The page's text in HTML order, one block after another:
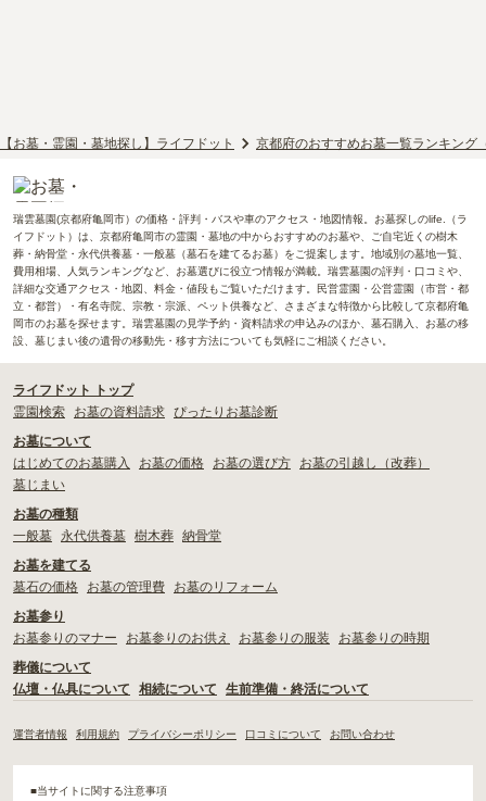
【お墓・霊園・墓地探し】ライフドット 京都府のおすすめお墓一覧ランキング
瑞雲墓園(京都府亀岡市）の価格・評判・バスや車のアクセス・地図情報。お墓探しのlife.（ラ
イフドット）は、京都府亀岡市の霊園・墓地の中からおすすめのお墓や、ご自宅近くの樹木
葬・納骨堂・永代供養墓・一般墓（墓石を建てるお墓）をご提案します。地域別の墓地一覧、
費用相場、人気ランキングなど、お墓選びに役立つ情報が満載。瑞雲墓園の評判・口コミや、
詳細な交通アクセス・地図、料金・値段もご覧いただけます。民営霊園・公営霊園（市営・都
立・都営）・有名寺院、宗教・宗派、ペット供養など、さまざまな特徴から比較して京都府亀
岡市のお墓を探せます。瑞雲墓園の見学予約・資料請求の申込みのほか、墓石購入、お墓の移
設、墓じまい後の遺骨の移動先・移す方法についても気軽にご相談ください。
ライフドット トップ
霊園検索
お墓の資料請求 ぴったりお墓診断
お墓について
はじめてのお墓購入
お墓の価格 お墓の選び方
お墓の引越し（改葬）
墓じまい
お墓の種類
一般墓
永代供養墓 樹木葬 納骨堂
お墓を建てる
墓石の価格
お墓の管理費
お墓のリフォーム
お墓参り
お墓参りのマナー
お墓参りのお供え お墓参りの服装
お墓参りの時期
葬儀について
仏壇・仏具について
相続について 生前準備・終活について
運営者情報 利用規約 プライバシーポリシー 口コミについて お問い合わせ
■当サイトに関する注意事項